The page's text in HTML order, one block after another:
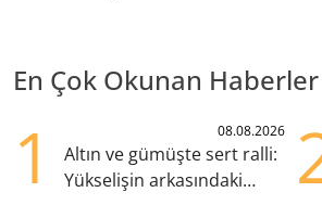
En Çok Okunan Haberler
1 08.08.2026
Altın ve gümüşte sert ralli:
Yükselişin arkasındaki